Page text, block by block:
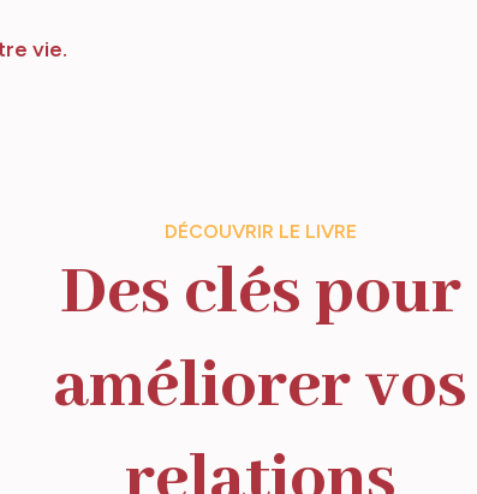
vie.
DÉCOUVRIR LE LIVRE
Des clés pour
améliorer vos